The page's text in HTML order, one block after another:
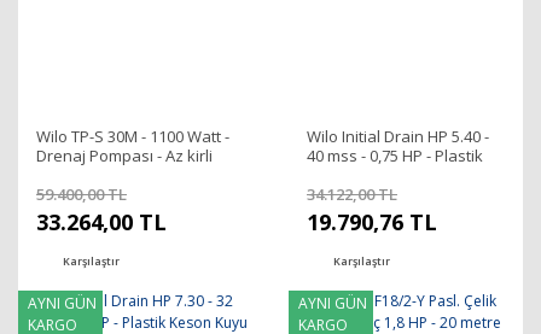
Wilo TP-S 30M - 1100 Watt -
Drenaj Pompası - Az kirli
59.400,00 TL
33.264,00 TL
Karşılaştır
Wilo Initial Drain HP 5.40 -
40 mss - 0,75 HP - Plastik
34.122,00 TL
19.790,76 TL
Karşılaştır
AYNI GÜN
KARGO
AYNI GÜN
KARGO